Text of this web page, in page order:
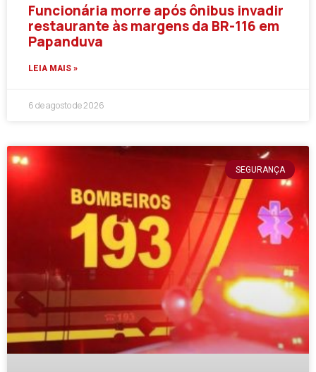
Funcionária morre após ônibus invadir
restaurante às margens da BR-116 em
Papanduva
LEIA MAIS »
6 de agosto de 2026
SEGURANÇA